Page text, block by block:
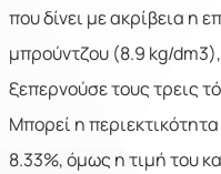
που δίνει με ακρίβεια η
μπρούντζου (8.9 kg/
ξεπερνούσε τους τρεις
Μπορεί η
8.33%, όμως η τιμή του